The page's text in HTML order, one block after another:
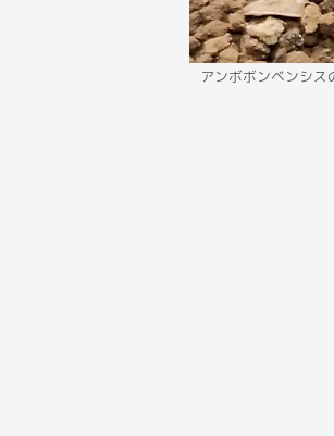
アンボボンベンシ